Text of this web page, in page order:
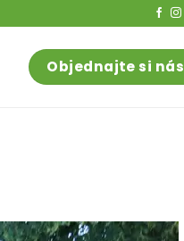
Objednajte si nás